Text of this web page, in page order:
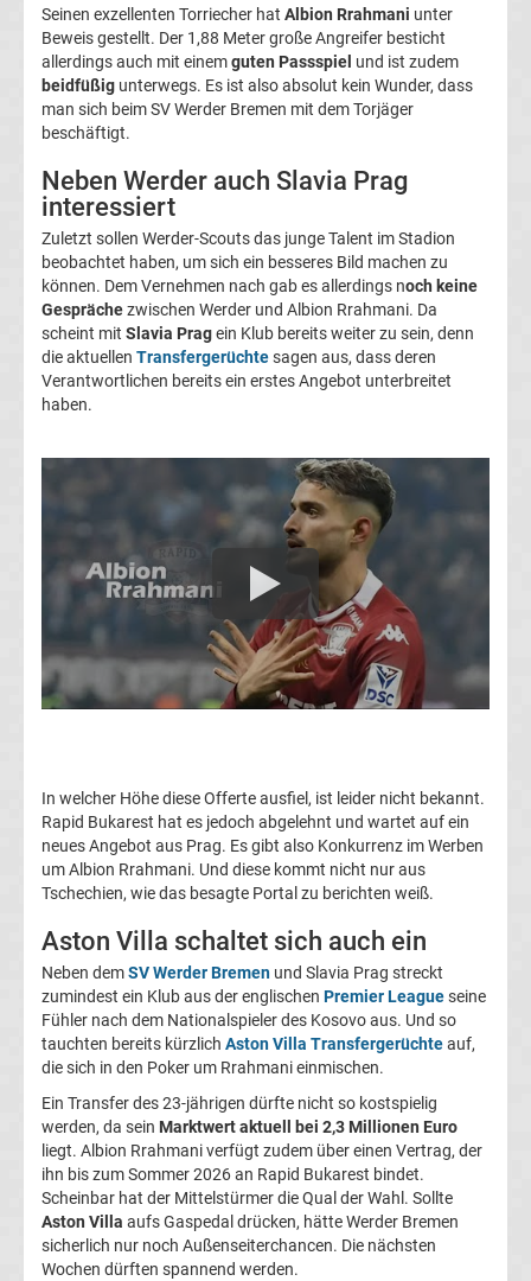
Nürnberg
Transfergerüchte
1.
FC
Saarbrücken
Transfergerüchte
1.
Berlin
Transfergerüchte
1.
FSV
05
Transfergerüchte
Alemannia
Aachen
Transfergerüchte
Arminia
Bielefeld
Transfergerüchte
Seinen exzellenten Torriecher hat Albion Rrahmani unter
Beweis gestellt. Der 1,88 Meter große Angreifer besticht
allerdings auch mit einemguten Passspiel und ist zudem
beidfüßig unterwegs. Es ist also absolut kein Wunder, dass
man sich beim SV Werder Bremen mit dem Torjäger
beschäftigt.
Neben Werder auch Slavia Prag
interessiert
Zuletzt sollen Werder-Scouts das junge Talent im Stadion
beobachtet haben, um sich ein besseres Bild machen zu
können. Dem Vernehmen nach gab es allerdings noch keine
Gesprächezwischen Werder und Albion Rrahmani. Da
scheint mit Slavia Pragein Klub bereits weiter zu sein, denn
die aktuellen Transfergerüchtesagen aus, dass deren
Verantwortlichen bereits ein erstes Angebot unterbreitet
haben.
In welcher Höhe diese Offerte ausfiel, ist leider nicht bekannt.
Rapid Bukarest hat es jedoch abgelehnt und wartet auf ein
neues Angebot aus Prag. Es gibt also Konkurrenz im Werben
um Albion Rrahmani. Und diese kommt nicht nur aus
Tschechien, wie das besagte Portal zu berichten weiß.
Aston Villa schaltet sich auch ein
Neben demSV Werder Bremen und Slavia Prag streckt
zumindest ein Klub aus der englischen Premier Leagueseine
Fühler nach dem Nationalspieler des Kosovo aus. Und so
tauchten bereits kürzlich Aston Villa Transfergerüchteauf,
die sich in den Poker um Rrahmani einmischen.
Ein Transfer des 23-jährigen dürfte nicht so kostspielig
werden, da sein Marktwert aktuell bei 2,3 Millionen Euro
liegt. Albion Rrahmani verfügt zudem über einen Vertrag, der
ihn bis zum Sommer 2026 an Rapid Bukarest bindet.
Scheinbar hat der Mittelstürmer die Qual der Wahl. Sollte
Aston Villa aufs Gaspedal drücken, hätte Werder Bremen
sicherlich nur noch Außenseiterchancen. Die nächsten
Wochen dürften spannend werden.